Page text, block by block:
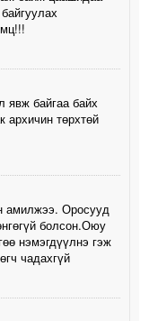
явж байгаа байх
архичин төрхтөй
амилжээ. Оросууд
болсон.Оюу
нэмэгдүүлнэ гэж
чадахгүй